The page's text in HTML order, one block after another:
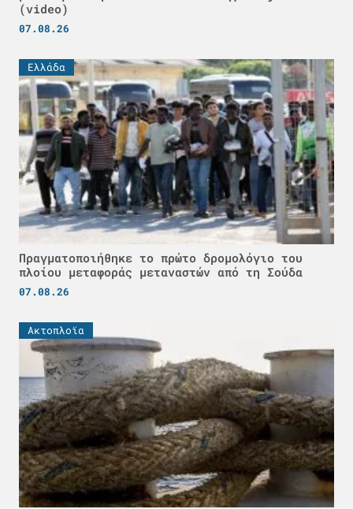
(video)
07.08.26
Ελλάδα
Πραγματοποιήθηκε το πρώτο δρομολόγιο του
πλοίου μεταφοράς μεταναστών από τη Σούδα
07.08.26
Ακτοπλοϊα